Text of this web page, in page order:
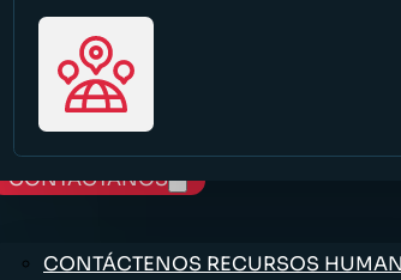
TRABAJE CON NOSOTROS
CONTÁCTANOS
CONTÁCTENOS RECURSOS